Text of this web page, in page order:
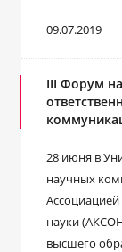
09.07.2019
III Форум
28 июня в
научных
науки
высшего